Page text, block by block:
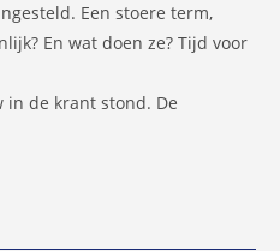
Een stoere term,
En wat doen ze? Tijd voor
in de krant stond. De